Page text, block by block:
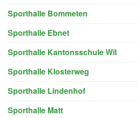
Sporthalle Bommeten
Sporthalle Ebnet
Sporthalle Kantonsschule Wil
Sporthalle Klosterweg
Sporthalle Lindenhof
Sporthalle Matt